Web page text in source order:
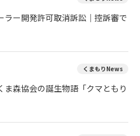
ラー開発許可取消訴訟｜控訴審で
くまもりNews
ま森協会の誕生物語「クマともり